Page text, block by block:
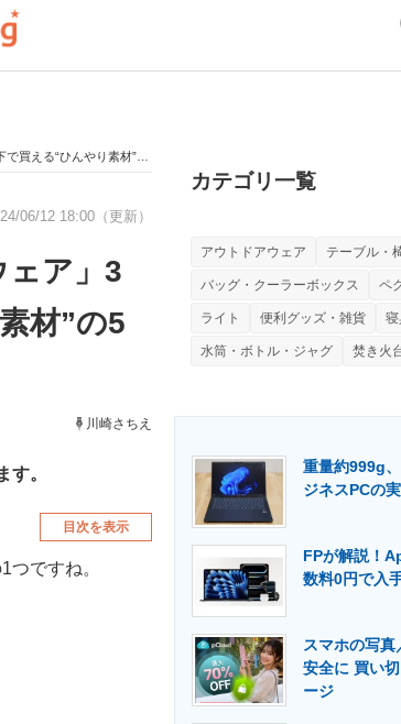
ド 進化するPCとデバイスの未来
経営リーダーのコミュニティ
エネルギーの専門メディア 建設×テク
り素材”の5分袖Tシャツなど
06/12 18:00（更新）
ェア」3
材”の5
川崎さちえ
。
目次を表示
ですね。
カテゴリ一覧
アウトドアウェア テーブル・
バッグ・クーラーボックス ペ
ライト 便利グッズ・雑貨
水筒・ボトル・ジャグ 焚き火
重量約999g
ジネスPCの
FPが解説！
数料0円で入
スマホの写
安全に 買い
ージ